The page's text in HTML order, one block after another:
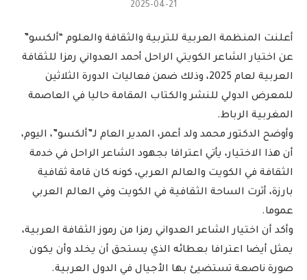
2025-04-21
أعلنت المنظمة العربية للتربية والثقافة والعلوم “ألكسو”
عن اختيار الشاعر الكويتي الراحل أحمد العدواني رمزا للثقافة
العربية لعام 2025، وذلك ضمن فعاليات الدورة الثلاثين
للمعرض الدولي للنشر والكتاب المقامة حاليا في العاصمة
المغربية الرباط.
وأوضح الدكتور محمد ولد أعمر، المدير العام لـ”ألكسو”، اليوم،
أن هذا الاختيار، يأتي اعترافا بجهود الشاعر الراحل في خدمة
الثقافة في الكويت والعالم العربي، كونه كان قامة ثقافية
بارزة، أثرت الساحة الثقافية في الكويت وفي العالم العربي
عموما.
وأكد أن اختيار الشاعر العدواني رمزا من رموز الثقافة العربية،
يمثل أيضا اعترافا بعطائه الذي يستحق أن يخلد وأن يكون
صورة ناصعة تستضيئ بها الأجيال في الدول العربية.